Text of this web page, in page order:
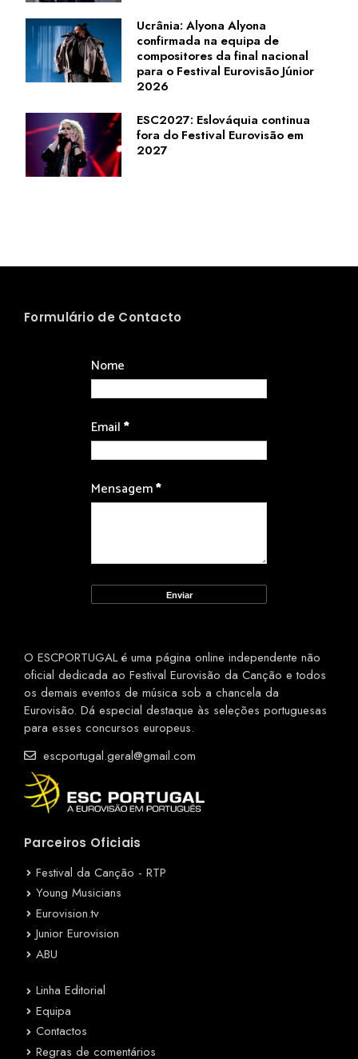
Ucrânia: Alyona Alyona
confirmada na equipa de
compositores da final nacional
para o Festival Eurovisão Júnior
2026
ESC2027: Eslováquia continua
fora do Festival Eurovisão em
2027
Formulário de Contacto
Nome
Email*
Mensagem*
O ESCPORTUGAL é uma página online independente não
oficial dedicada ao Festival Eurovisão da Canção e todos
os demais eventos de música sob a chancela da
Eurovisão. Dá especial destaque às seleções portuguesas
para esses concursos europeus.
escportugal.geral@gmail.com
Parceiros Oficiais
Festival da Canção - RTP
Young Musicians
Eurovision.tv
Junior Eurovision
ABU
Linha Editorial
Equipa
Contactos
Regras de comentários